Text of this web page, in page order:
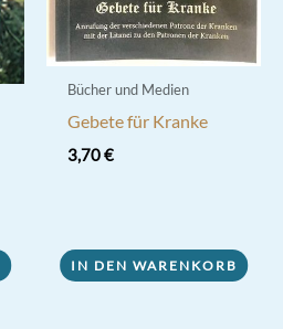
Bücher und Medien
Gebete für Kranke
3,70€
IN DEN WARENKORB